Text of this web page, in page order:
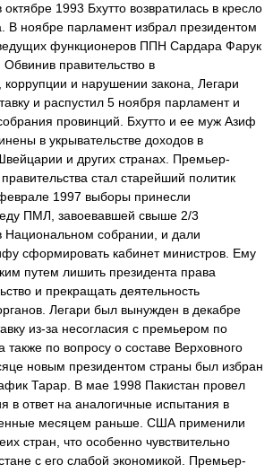
1993 Бхутто возвратилась в кресло
В ноябре парламент избрал президентом
функционеров ППН Сардара Фарук
правительство в
коррупции и нарушении закона, Легари
и распустил 5 ноября парламент и
провинций. Бхутто и ее муж Азиф
в укрывательстве доходов в
и других странах. Премьер-
стал старейший политик
1997 выборы принесли
ПМЛ, завоевавшей свыше 2/3
Национальном собрании, и дали
сформировать кабинет министров. Ему
путем лишить президента права
и прекращать деятельность
Легари был вынужден в декабре
из-за несогласия с премьером по
также по вопросу о составе Верховного
новым президентом страны был избран
Тарар. В мае 1998 Пакистан провел
в ответ на аналогичные испытания в
месяцем раньше. США применили
стран, что особенно чувствительно
с его слабой экономикой. Премьер-